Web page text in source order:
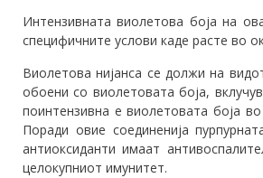
Интензивната виолетова боја на
специфичните услови каде расте во
Виолетова нијанса се должи на
обоени со виолетовата боја,
поинтензивна е виолетовата боја
Поради овие соединенија
антиоксиданти имаат
целокупниот имунитет.